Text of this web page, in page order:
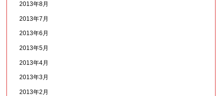
2013年8月
2013年7月
2013年6月
2013年5月
2013年4月
2013年3月
2013年2月